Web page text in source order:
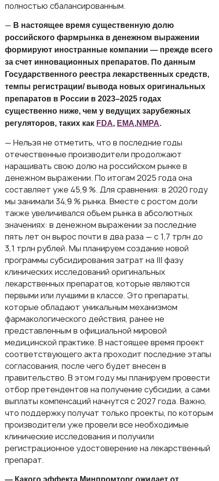
полностью сбалансированным.
— В настоящее время существенную долю
российского фармрынка в денежном выражении
формируют иностранные компании — прежде всего
за счет инновационных препаратов. По данным
Государственного реестра лекарственных средств,
темпы регистрации/ вывода новых оригинальных
препаратов в России в 2023–2025 годах
существенно ниже, чем у ведущих зарубежных
регуляторов, таких как FDA, EMA,NMPA.
— Нельзя не отметить, что в последние годы
отечественные производители продолжают
наращивать свою долю на российском рынке в
денежном выражении. По итогам 2025 года она
составляет уже 45,9 %. Для сравнения: в 2020 году
мы занимали 34,9 % рынка. Вместе с ростом доли
также увеличивался объем рынка в абсолютных
значениях: в денежном выражении за последние
пять лет он вырос почти в два раза — с 1,7 трлн до
3,1 трлн рублей. Мы планируем создание новой
программы субсидирования затрат на III фазу
клинических исследований оригинальных
лекарственных препаратов, которые являются
первыми или лучшими в классе. Это препараты,
которые обладают уникальным механизмом
фармакологического действия, ранее не
представленным в официальной мировой
медицинской практике. В настоящее время проект
соответствующего акта проходит последние этапы
согласования, после чего будет внесен в
правительство. В этом году мы планируем провести
отбор претендентов на получение субсидии, а сами
выплаты компенсаций начнутся с 2027 года. Важно,
что поддержку получат только проекты, по которым
производители уже провели все необходимые
клинические исследования и получили
регистрационное удостоверение на лекарственный
препарат.
— Какого эффекта Минпромторг ожидает от